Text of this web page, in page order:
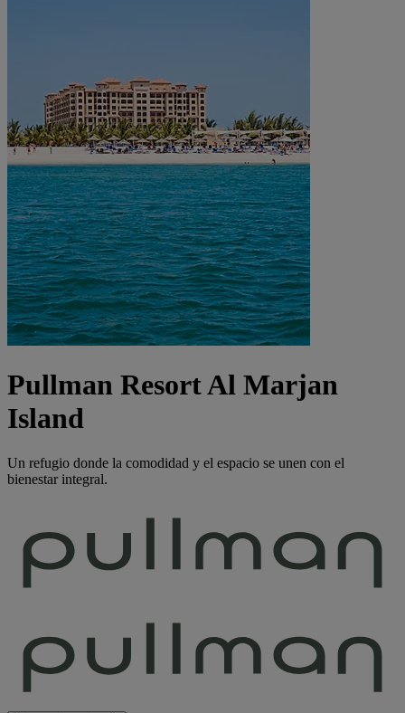
Pullman Resort Al Marjan
Island
Un refugio donde la comodidad y el espacio se unen con el
bienestar integral.